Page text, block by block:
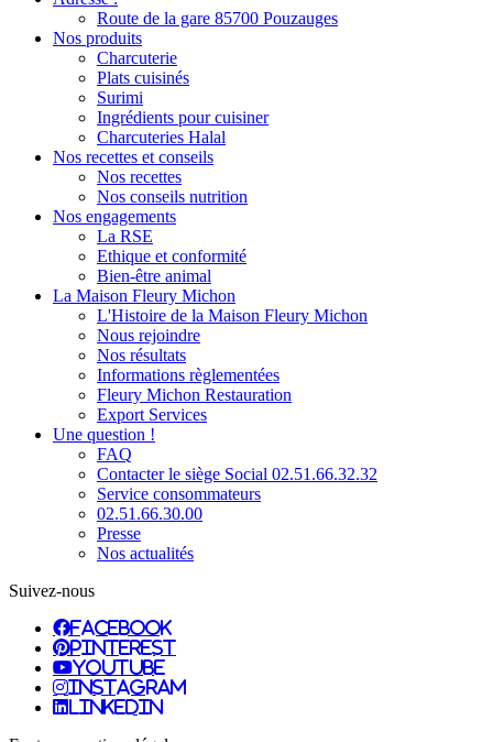
Route de la gare 85700 Pouzauges
Nos produits
Charcuterie
Plats cuisinés
Surimi
Ingrédients pour cuisiner
Charcuteries Halal
Nos recettes et conseils
Nos recettes
Nos conseils nutrition
Nos engagements
La RSE
Ethique et conformité
Bien-être animal
La Maison Fleury Michon
L'Histoire de la Maison Fleury Michon
Nous rejoindre
Nos résultats
Informations règlementées
Fleury Michon Restauration
Export Services
Une question !
FAQ
Contacter le siège Social 02.51.66.32.32
Service consommateurs
02.51.66.30.00
Presse
Nos actualités
Suivez-nous
facebook
pinterest
youtube
instagram
linkedin